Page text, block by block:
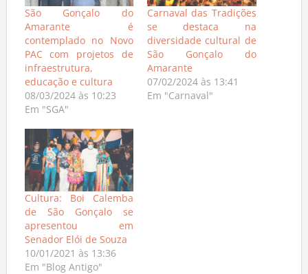
São Gonçalo do
Amarante é
contemplado no Novo
PAC com projetos de
infraestrutura,
educação e cultura
08/03/2024 às 10:23
Em "SGA"
Carnaval das Tradições
se destaca na
diversidade cultural de
São Gonçalo do
Amarante
07/02/2024 às 13:41
Em "Carnaval"
Cultura: Boi Calemba
de São Gonçalo se
apresentou em
Senador Elói de Souza
10/01/2021 às 13:36
Em "Blog Antigo"